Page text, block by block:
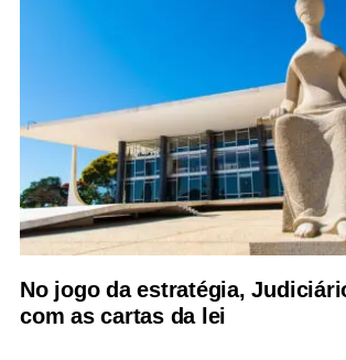
No jogo da estratégia,
com as cartas da lei